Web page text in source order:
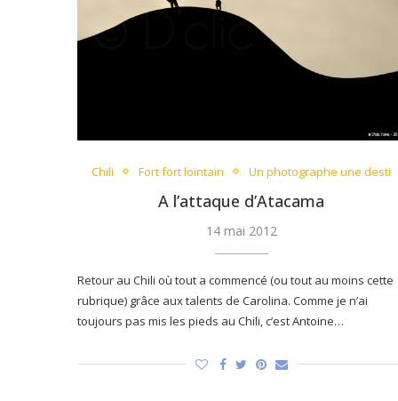
Chili Fort fort lointain Un photographe une desti
A l’attaque d’Atacama
14 mai 2012
Retour au Chili où tout a commencé (ou tout au moins cette
rubrique) grâce aux talents de Carolina. Comme je n’ai
toujours pas mis les pieds au Chili, c’est Antoine…